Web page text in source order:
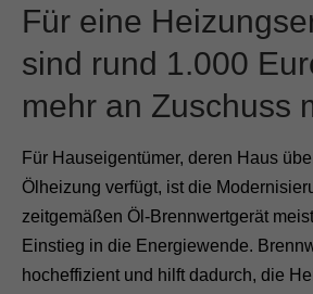
Für eine
sind rund 1.000
mehr an Zuschuss
Für Hauseigentümer, deren Haus
Ölheizung verfügt, ist die
zeitgemäßen Öl-Brennwertgerät
Einstieg in die Energiewende.
hocheffizient und hilft dadurch, die